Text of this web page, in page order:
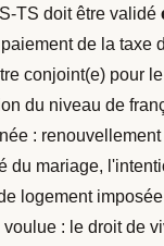
TS doit être validé
de la taxe
conjoint(e) pour
du niveau de
:
du mariage,
logement
: le droit de